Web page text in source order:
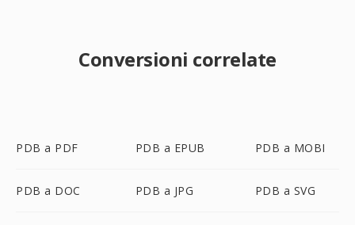
Conversioni correlate
PDB a PDF PDB a EPUB PDB a MOBI
PDB a DOC PDB a JPG PDB a SVG